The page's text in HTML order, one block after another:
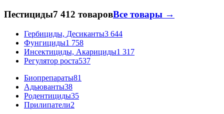
Пестициды7 412 товаровВсе товары →
Гербициды, Десиканты3 644
Фунгициды1 758
Инсектициды, Акарициды1 317
Регулятор роста537
Биопрепараты81
Адьюванты38
Родентициды35
Прилипатели2